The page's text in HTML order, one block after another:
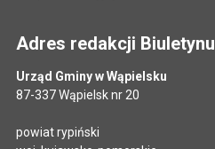
Adres redakcji Biuletynu
Urząd Gminy w Wąpielsku
87-337 Wąpielsk nr 20
powiat rypiński